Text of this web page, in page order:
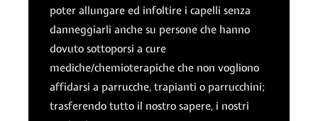
poter allungare ed infoltire i capelli senza
danneggiarli anche su persone che hanno
dovuto sottoporsi a cure
mediche/chemioterapiche che non vogliono
affidarsi a parrucche, trapianti o parrucchini;
trasferendo tutto il nostro sapere, i nostri